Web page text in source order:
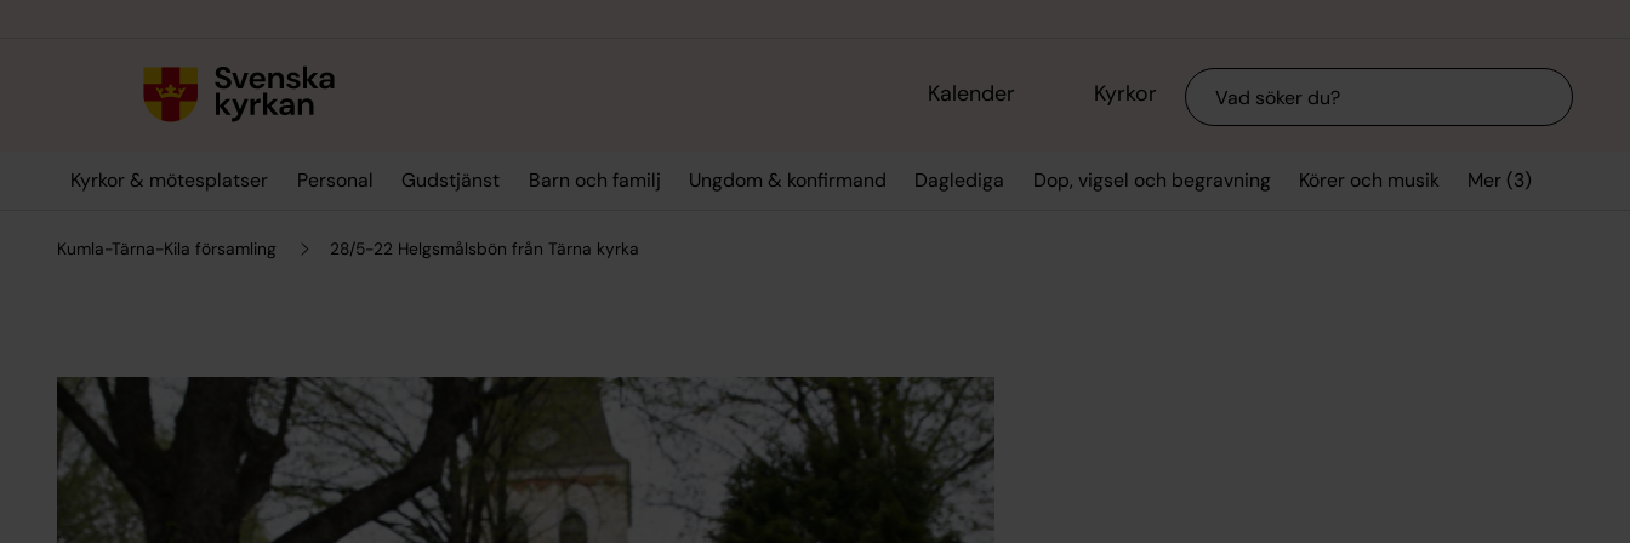
Kalender Kyrkor Sök
Kyrkor & mötesplatser Personal Gudstjänst Barn och familj Ungdom & konfirmand Daglediga Dop, vigsel och begravning Körer och musik Mer (3)
Kumla-Tärna-Kila församling 28/5-22 Helgsmålsbön från Tärna kyrka